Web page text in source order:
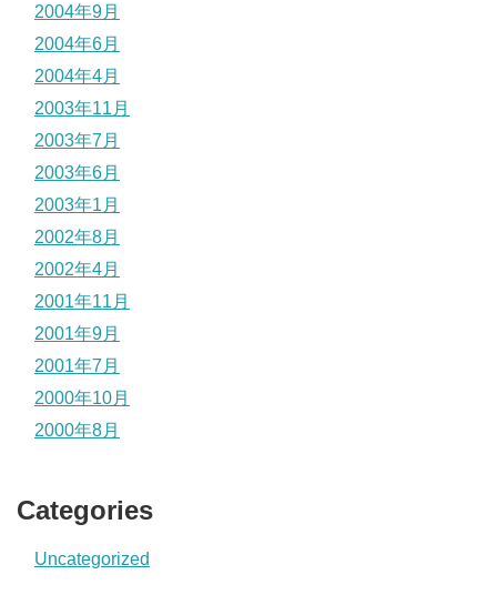
2004年9月
2004年6月
2004年4月
2003年11月
2003年7月
2003年6月
2003年1月
2002年8月
2002年4月
2001年11月
2001年9月
2001年7月
2000年10月
2000年8月
Categories
Uncategorized